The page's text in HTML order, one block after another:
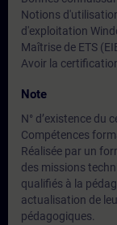
Notions
d'exploitation
Maîtrise de ETS
Avoir la
Note
N° d’existence du
Compétences
Réalisée par un
des missions
qualifiés à la
actualisation de
pédagogiques.